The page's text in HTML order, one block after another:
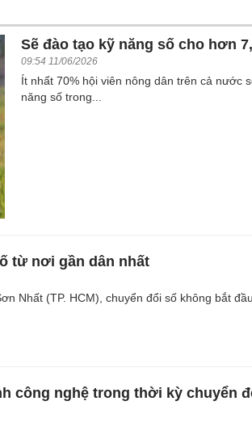
Sẽ đào tạo kỹ năng số cho hơn
09:54 11/06/2026
Ít nhất 70% hội viên nông dân trên cả nước
năng số trong...
từ nơi gần dân nhất
Nhất (TP. HCM), chuyển đổi số không bắt
công nghệ trong thời kỳ chuyển